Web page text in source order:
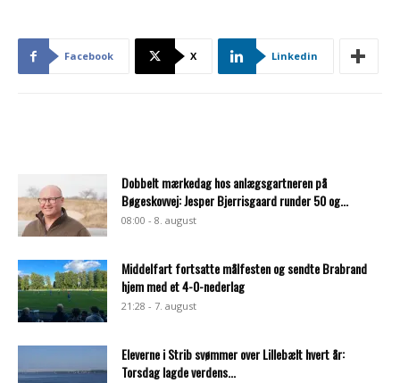
Facebook X Linkedin
Dobbelt mærkedag hos anlægsgartneren på
Bøgeskovvej: Jesper Bjerrisgaard runder 50 og...
08:00 - 8. august
Middelfart fortsatte målfesten og sendte Brabrand
hjem med et 4-0-nederlag
21:28 - 7. august
Eleverne i Strib svømmer over Lillebælt hvert år:
Torsdag lagde verdens...